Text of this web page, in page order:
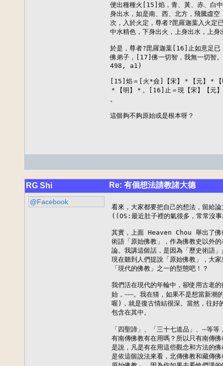
便出種種火[15]焰，青、黃、赤、白
身出水，如是南、西、北方，飛騰虛
次，入於火定，尊者?毘羅迦葉入火
中水精色，下身出火，上身出水，上身
於是，尊者?毘羅迦葉[16]止如意足已
佛弟子，[17]佛一切智，我無一
498, a1)
[15]焰＝[火*僉]【宋】＊【元】＊
＊【明】＊。[16]止＝現【宋】【元
。
這個夠不夠原始或是根本呀？
RG Shi Re: 有個想法請教諸大德
@Facebook
看來，大家都要把自己的想法，留給
((OS:最近肚子裡的氣很多，常常沒
其實，上面 Heaven Chou 舉出了佛
術語「原始佛教」，作為佛教史以外
論。我講這個話，是因為「歷史術語
現在聽到人們提說「原始佛教」，大
「現代的佛教」之一的型態吧！？
我們活在現代的年輪中，卻使用古老
始，‧‧‧‧‧‧。我在猜，如果不是想當新
喔)，就是復古情結很深。當然，往好
包含在其中。
「四聖諦」、「三十七道品」、‧‧‧等
有南傳佛教有在用嗎？所以只有南傳
是說，凡是有在用這些觀念和方法的
是依這個說法來看，北傳佛教和藏傳